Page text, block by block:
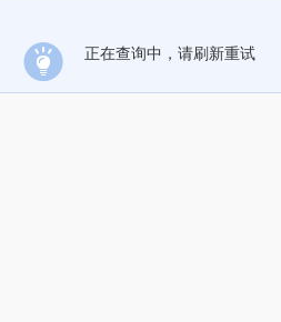
正在查询中，请刷新重试